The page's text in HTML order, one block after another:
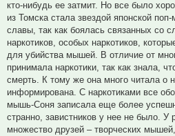
кто-нибудь ее затмит. Но все было
из Томска стала звездой японской
славы, так как боялась связанных со
наркотиков, особых наркотиков,
для убийства мышей. В отличие от
принимала наркотики, так как знала,
смерть. К тому же она много читала о
информирована. С наркотиками все
мышь-Соня записала еще более
странно, завистников у нее не было.
множество друзей – творческих